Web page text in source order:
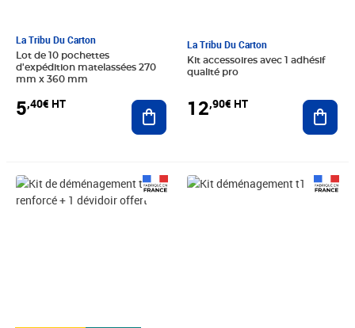
La Tribu Du Carton
Lot de 10 pochettes
d'expédition matelassées 270
mm x 360 mm
5,40€ HT Ajouter au panier
La Tribu Du Carton
Kit accessoires avec 1 adhésif
qualité pro
12,90€ HT
Prix 98,25€ HT Prix 30,00€ HT